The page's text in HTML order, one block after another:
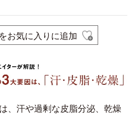
お気に入りに追加
、汗や過剰な皮脂分泌、乾燥